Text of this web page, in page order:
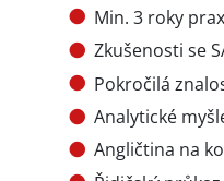
Min. 3 roky
Zkušenosti se
Pokročilá
Analytické
Angličtina na